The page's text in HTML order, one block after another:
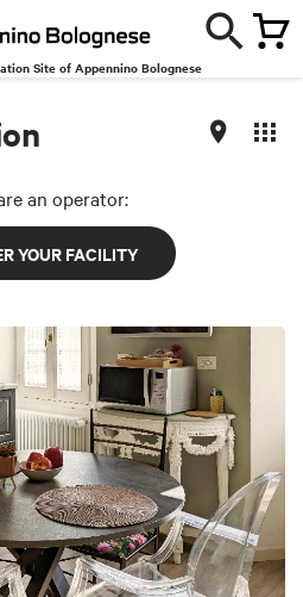
Site of Appennino Bolognese
an operator:
YOUR FACILITY